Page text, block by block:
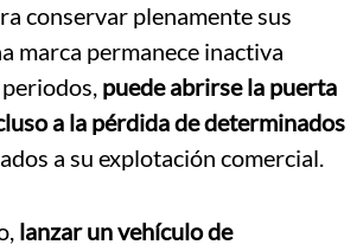
conservar plenamente sus
marca permanece inactiva
puede abrirse la puerta
a la pérdida de determinados
a su explotación comercial.
lanzar un vehículo de